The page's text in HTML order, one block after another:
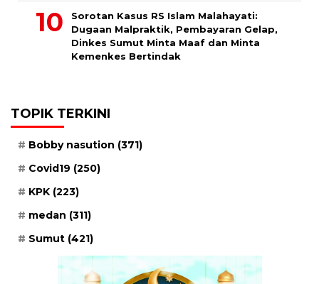
Sorotan Kasus RS Islam Malahayati:
Dugaan Malpraktik, Pembayaran Gelap,
Dinkes Sumut Minta Maaf dan Minta
Kemenkes Bertindak
TOPIK TERKINI
Bobby nasution (371)
Covid19 (250)
KPK (223)
medan (311)
Sumut (421)